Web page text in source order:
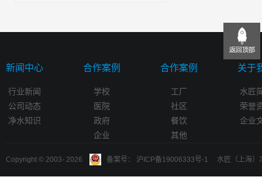
新闻中心
行业新闻
公司动态
净水知识
合作案例
学校
医院
政府
企业
合作案例
工厂
社区
餐饮
其他
关于
水匠
荣誉
企业
Copyright © 2003- 2026 备案号： 沪ICP备19006333号-1 水匠（上海）